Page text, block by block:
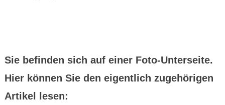
Sie befinden sich auf einer Foto-Unterseite.
Hier können Sie den eigentlich zugehörigen
Artikel lesen: